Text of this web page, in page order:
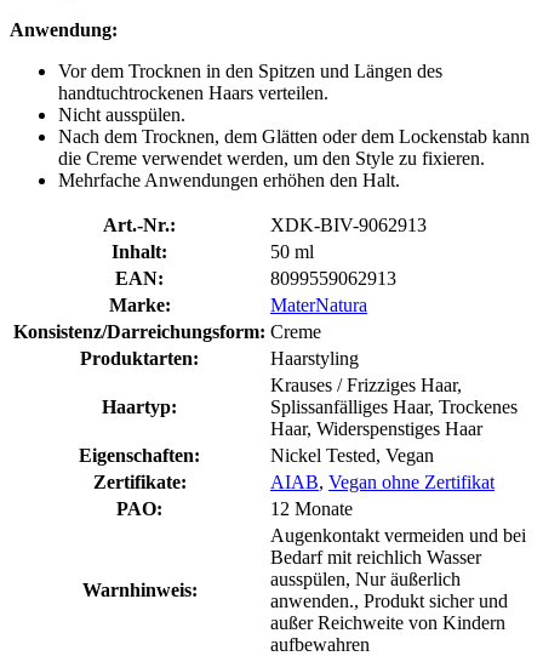
Anwendung:
Vor dem Trocknen in den Spitzen und Längen des
handtuchtrockenen Haars verteilen.
Nicht ausspülen.
Nach dem Trocknen, dem Glätten oder dem Lockenstab kann
die Creme verwendet werden, um den Style zu fixieren.
Mehrfache Anwendungen erhöhen den Halt.
Art.-Nr.:
XDK-BIV-9062913
Inhalt:
50 ml
EAN:
8099559062913
Marke:
MaterNatura
Konsistenz/Darreichungsform: Creme
Produktarten:
Haarstyling
Haartyp:
Krauses / Frizziges Haar,
Splissanfälliges Haar, Trockenes
Haar, Widerspenstiges Haar
Eigenschaften:
Nickel Tested, Vegan
Zertifikate:
AIAB, Vegan ohne Zertifikat
PAO:
12 Monate
Warnhinweis:
Augenkontakt vermeiden und bei
Bedarf mit reichlich Wasser
ausspülen, Nur äußerlich
anwenden., Produkt sicher und
außer Reichweite von Kindern
aufbewahren